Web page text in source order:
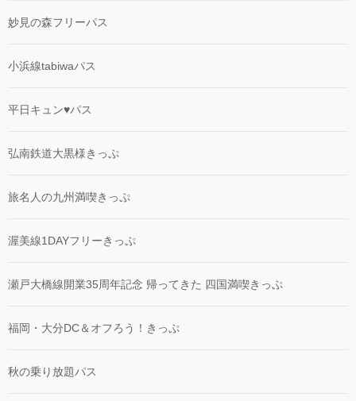
妙見の森フリーパス
小浜線tabiwaパス
平日キュン♥パス
弘南鉄道大黒様きっぷ
旅名人の九州満喫きっぷ
渥美線1DAYフリーきっぷ
瀬戸大橋線開業35周年記念 帰ってきた 四国満喫きっぷ
福岡・大分DC＆オフろう！きっぷ
秋の乗り放題パス